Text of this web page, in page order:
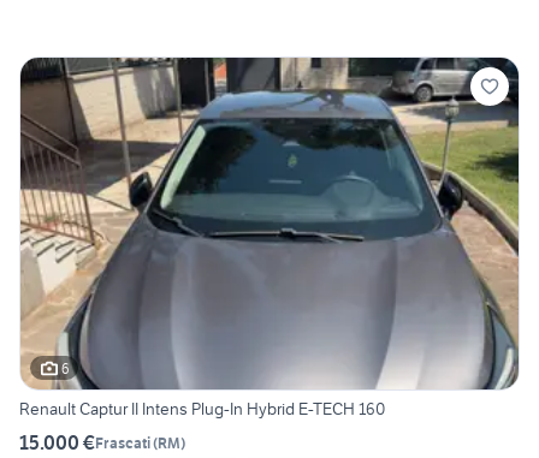
6
Renault Captur II Intens Plug-In Hybrid E-TECH 160
15.000 €Frascati(RM)